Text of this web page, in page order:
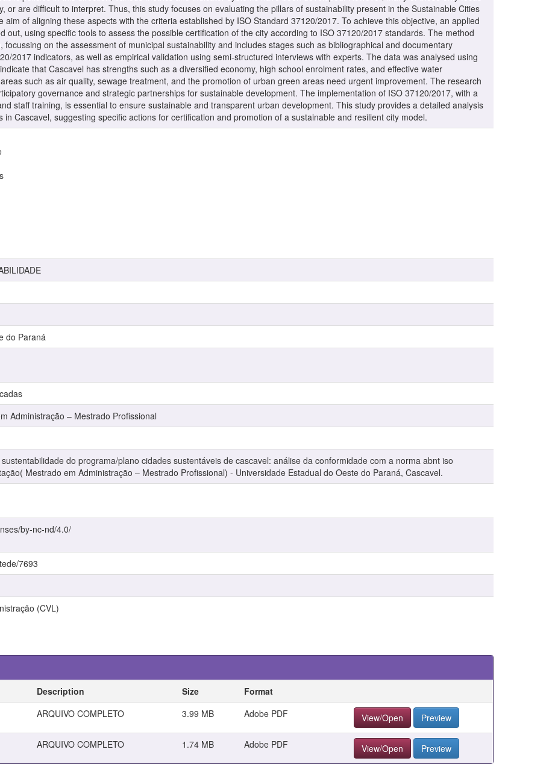
or are difficult to interpret. Thus, this study focuses on evaluating the pillars of sustainability present in the Sustainable Cities
aim of aligning these aspects with the criteria established by ISO Standard 37120/2017. To achieve this objective, an applied
out, using specific tools to assess the possible certification of the city according to ISO 37120/2017 standards. The method
focussing on the assessment of municipal sustainability and includes stages such as bibliographical and documentary
2017 indicators, as well as empirical validation using semi-structured interviews with experts. The data was analysed using
that Cascavel has strengths such as a diversified economy, high school enrolment rates, and effective water
such as air quality, sewage treatment, and the promotion of urban green areas need urgent improvement. The research
governance and strategic partnerships for sustainable development. The implementation of ISO 37120/2017, with a
staff training, is essential to ensure sustainable and transparent urban development. This study provides a detailed analysis
in Cascavel, suggesting specific actions for certification and promotion of a sustainable and resilient city model.
do Paraná
Administração – Mestrado Profissional
do programa/plano cidades sustentáveis de cascavel: análise da conformidade com a norma abnt iso
Mestrado em Administração – Mestrado Profissional) - Universidade Estadual do Oeste do Paraná, Cascavel.
by-nc-nd/4.0/
7693
(CVL)
Description Size
Format
ARQUIVO COMPLETO 3.99 MB Adobe PDF View/Open Preview
ARQUIVO COMPLETO 1.74 MB Adobe PDF View/Open Preview